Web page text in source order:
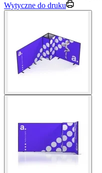
Wytyczne do druku